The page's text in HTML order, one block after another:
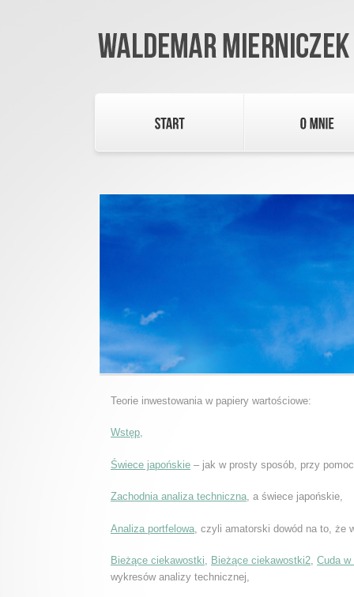
Teorie inwestowania w papiery wartościowe:
Wstęp,
Świece japońskie – jak w prosty sposób, przy
Zachodnia analiza techniczna, a świece japońskie,
Analiza portfelowa , czyli amatorski dowód na to,
Bieżące ciekawostki, Bieżące ciekawostki2, Cuda w
wykresów analizy technicznej,